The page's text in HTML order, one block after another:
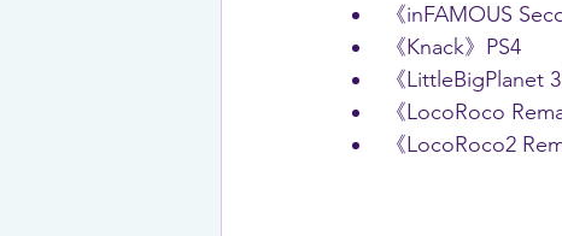
《inFAMOUS
《Knack》PS4
《LittleBigPlanet
《LocoRoco
《LocoRoco2